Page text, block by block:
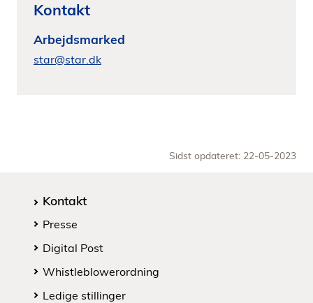
Kontakt
Arbejdsmarked
star@star.dk
Sidst opdateret: 22-05-2023
Kontakt
Presse
Digital Post
Whistleblowerordning
Ledige stillinger